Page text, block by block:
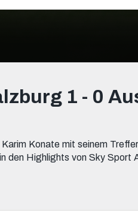
1 - 0
Konate mit seinem
den Highlights von Sky Sport